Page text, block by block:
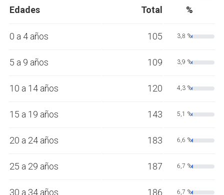
Edades Total %
0 a 4 años 105 3,8 %
5 a 9 años 109 3,9 %
10 a 14 años 120 4,3 %
15 a 19 años 143 5,1 %
20 a 24 años 183 6,6 %
25 a 29 años 187 6,7 %
30 a 34 años 186 6,7 %